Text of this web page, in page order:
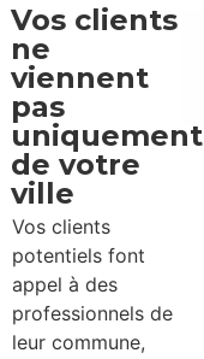
Vos clients
ne
viennent
pas
uniquement
de votre
ville
Vos clients
potentiels font
appel à des
professionnels de
leur commune,